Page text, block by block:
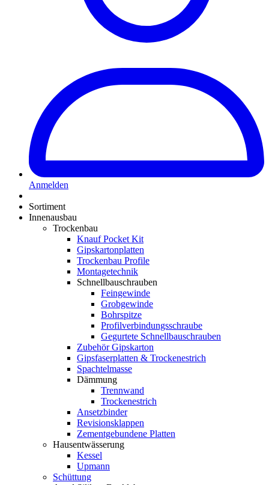
Anmelden
Sortiment
Innenausbau
Trockenbau
Knauf Pocket Kit
Gipskartonplatten
Trockenbau Profile
Montagetechnik
Schnellbauschrauben
Feingewinde
Grobgewinde
Bohrspitze
Profilverbindungsschraube
Gegurtete Schnellbauschrauben
Zubehör Gipskarton
Gipsfaserplatten & Trockenestrich
Spachtelmasse
Dämmung
Trennwand
Trockenestrich
Ansetzbinder
Revisionsklappen
Zementgebundene Platten
Hausentwässerung
Kessel
Upmann
Schüttung